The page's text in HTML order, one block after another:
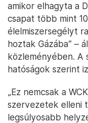
amikor elhagyta a
csapat több mint
élelmiszersegélyt
hoztak Gázába” –
közleményében. A
hatóságok szerint
„Ez nemcsak a
szervezetek elleni
legsúlyosabb